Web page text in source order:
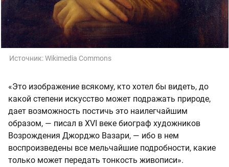
Источник:Wikimedia Commons
«Это изображение всякому, кто хотел бы видеть, до
какой степени искусство может подражать природе,
дает возможность постичь это наилегчайшим
образом, — писал в XVI веке биограф художников
Возрождения Джорджо Вазари, — ибо в нем
воспроизведены все мельчайшие подробности, какие
только может передать тонкость живописи».